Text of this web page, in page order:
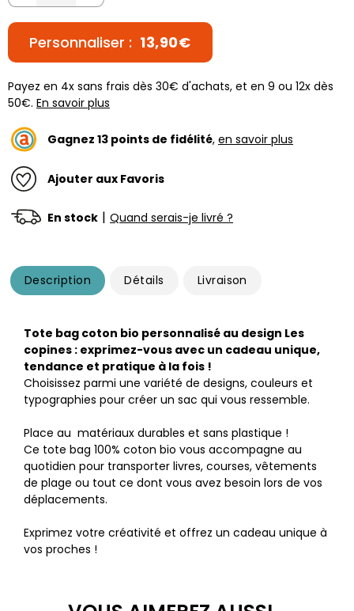
Personnaliser : 13,90€
Payez en 4x sans frais dès 30€ d'achats, et en 9 ou 12x dès
50€. En savoir plus
Gagnez 13 points de fidélité, en savoir plus
Ajouter aux Favoris
En stock | Quand serais-je livré ?
Description Détails Livraison
Tote bag coton bio personnalisé au design Les
copines : exprimez-vous avec un cadeau unique,
tendance et pratique à la fois !
Choisissez parmi une variété de designs, couleurs et
typographies pour créer un sac qui vous ressemble.
Place au matériaux durables et sans plastique !
Ce tote bag 100% coton bio vous accompagne au
quotidien pour transporter livres, courses, vêtements
de plage ou tout ce dont vous avez besoin lors de vos
déplacements.
Exprimez votre créativité et offrez un cadeau unique à
vos proches !